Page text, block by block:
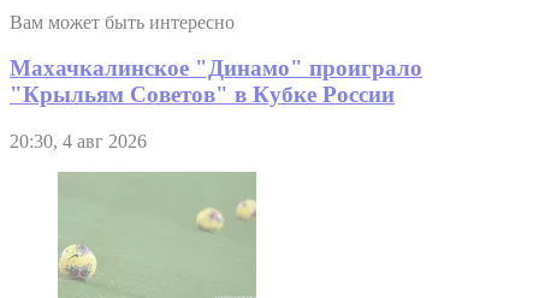
Вам может быть интересно
Махачкалинское "Динамо" проиграло
"Крыльям Советов" в Кубке России
20:30, 4 авг 2026